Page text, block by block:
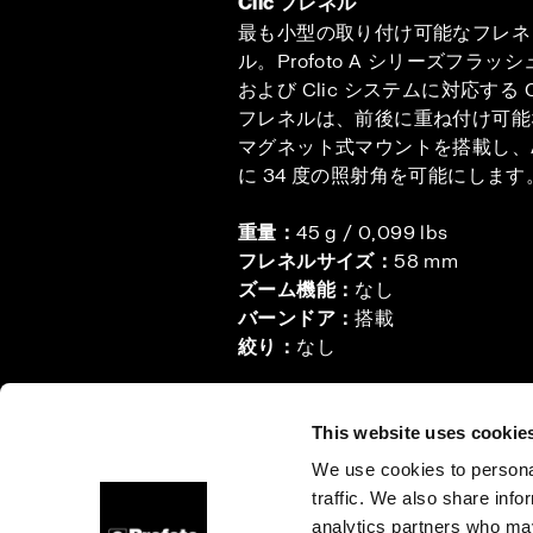
This website uses
We use cookies to
traffic. We also share
analytics partners who
最も小型の取り付け可能なフレネ
ル。Profoto A シリーズフラッシ
および Clic システムに対応する
フレネルは、前後に重ね付け可
マグネット式マウントを搭載し
に 34 度の照射角を可能にします
重量：45 g / 0,099 lbs
フレネルサイズ：58 mm
ズーム機能： なし
バーンドア：搭載
絞り： なし
会社概要 お問い合わせ 採用情報 プレス 投資